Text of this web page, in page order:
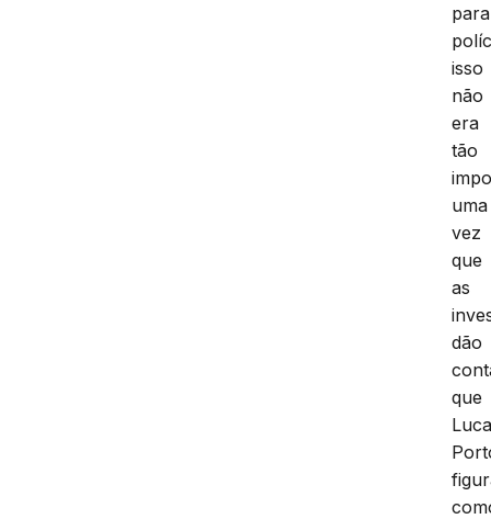
para
isso
não
era
tão
uma
vez
que
as
dão
que